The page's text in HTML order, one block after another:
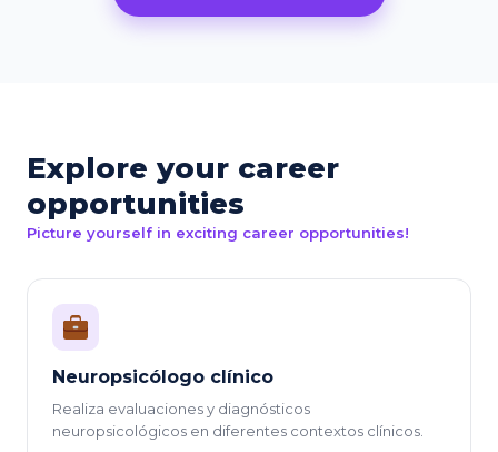
Explore your career
opportunities
Picture yourself in exciting career opportunities!
Neuropsicólogo clínico
Realiza evaluaciones y diagnósticos
neuropsicológicos en diferentes contextos clínicos.